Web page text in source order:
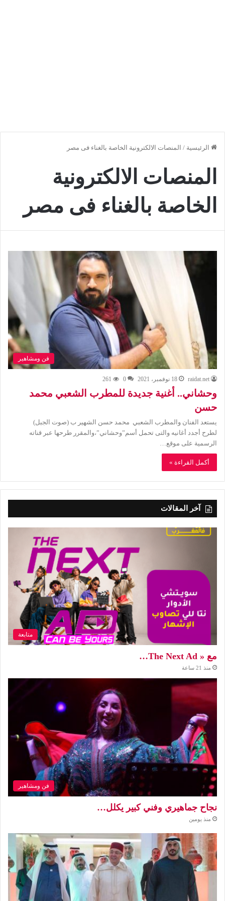
الرئيسية / المنصات الالكترونية الخاصة بالغناء فى مصر
المنصات الالكترونية
الخاصة بالغناء فى مصر
فن ومشاهير
raidat.net 18 نوفمبر، 2021 0
261
وحشاني.. أغنية جديدة للمطرب الشعبي محمد
حسن
يستعد الفنان والمطرب الشعبي محمد حسن الشهير ب (صوت الجبل)
لطرح أجدد أغانيه والتى تحمل أسم”وحشاني”،والمقرر طرحها عبر قناته
الرسمية على موقع…
أكمل القراءة »
آخر المقالات
متابعة
مع « The Next Ad…
منذ 21 ساعة
فن ومشاهير
نجاح جماهيري وفني كبير يكلل…
منذ يومين